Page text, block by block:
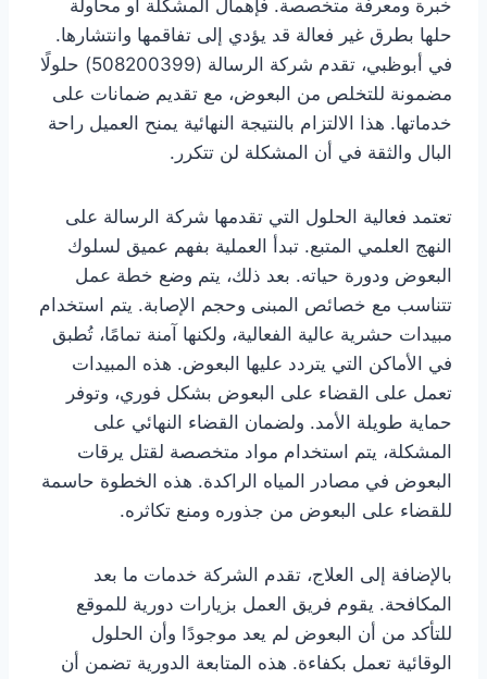
خبرة ومعرفة متخصصة. فإهمال المشكلة أو محاولة
حلها بطرق غير فعالة قد يؤدي إلى تفاقمها وانتشارها.
في أبوظبي، تقدم شركة الرسالة (508200399) حلولًا
مضمونة للتخلص من البعوض، مع تقديم ضمانات على
خدماتها. هذا الالتزام بالنتيجة النهائية يمنح العميل راحة
البال والثقة في أن المشكلة لن تتكرر.
تعتمد فعالية الحلول التي تقدمها شركة الرسالة على
النهج العلمي المتبع. تبدأ العملية بفهم عميق لسلوك
البعوض ودورة حياته. بعد ذلك، يتم وضع خطة عمل
تتناسب مع خصائص المبنى وحجم الإصابة. يتم استخدام
مبيدات حشرية عالية الفعالية، ولكنها آمنة تمامًا، تُطبق
في الأماكن التي يتردد عليها البعوض. هذه المبيدات
تعمل على القضاء على البعوض بشكل فوري، وتوفر
حماية طويلة الأمد. ولضمان القضاء النهائي على
المشكلة، يتم استخدام مواد متخصصة لقتل يرقات
البعوض في مصادر المياه الراكدة. هذه الخطوة حاسمة
للقضاء على البعوض من جذوره ومنع تكاثره.
بالإضافة إلى العلاج، تقدم الشركة خدمات ما بعد
المكافحة. يقوم فريق العمل بزيارات دورية للموقع
للتأكد من أن البعوض لم يعد موجودًا وأن الحلول
الوقائية تعمل بكفاءة. هذه المتابعة الدورية تضمن أن